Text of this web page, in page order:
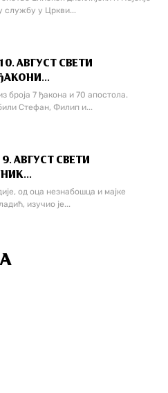
службу у Цркви...
АВГУСТ СВЕТИ
броја 7 ђакона и 70 апостола.
Стефан, Филип и...
АВГУСТ СВЕТИ
од оца незнабошца и мајке
изучио је...